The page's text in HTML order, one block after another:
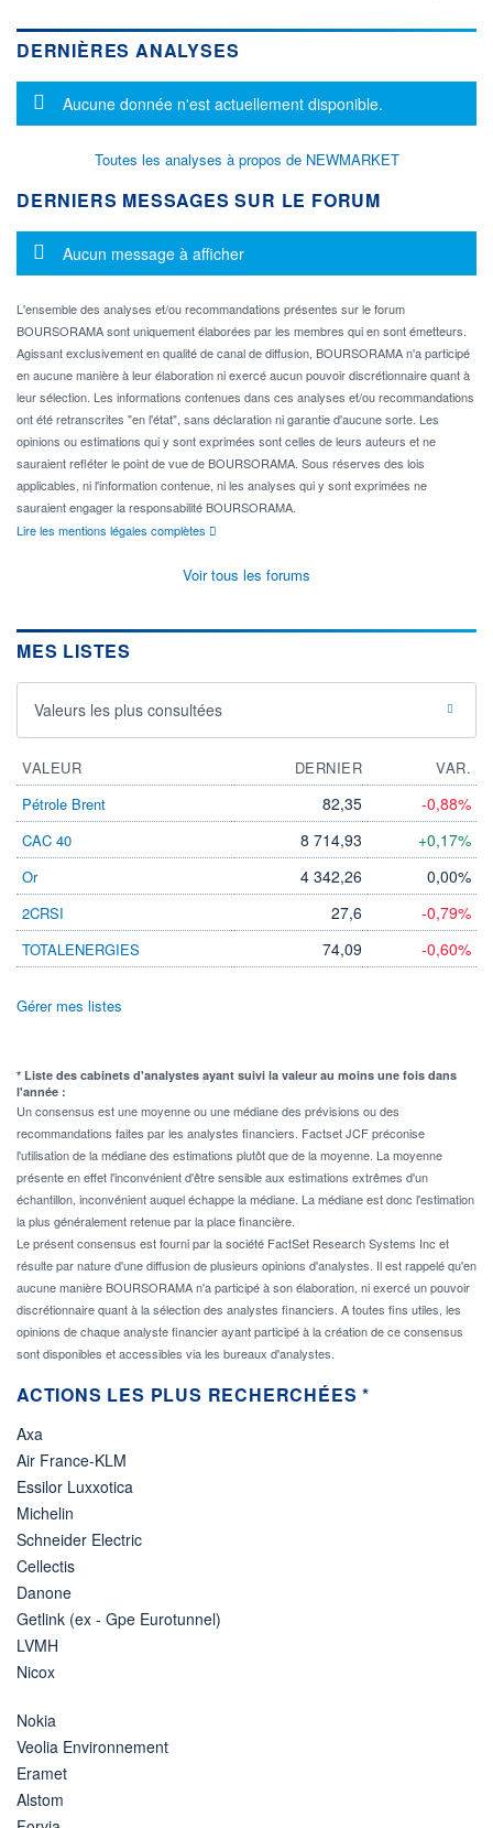
DERNIÈRES ANALYSES
Message d'information
Aucune donnée n'est actuellement disponible.
Toutes les analyses à propos de NEWMARKET
DERNIERS MESSAGES SUR LE FORUM
Message d'information
Aucun message à afficher
L'ensemble des analyses et/ou recommandations présentes sur le forum
BOURSORAMA sont uniquement élaborées par les membres qui en sont émetteurs.
Agissant exclusivement en qualité de canal de diffusion, BOURSORAMA n'a participé
en aucune manière à leur élaboration ni exercé aucun pouvoir discrétionnaire quant à
leur sélection. Les informations contenues dans ces analyses et/ou recommandations
ont été retranscrites "en l'état", sans déclaration ni garantie d'aucune sorte. Les
opinions ou estimations qui y sont exprimées sont celles de leurs auteurs et ne
sauraient refléter le point de vue de BOURSORAMA. Sous réserves des lois
applicables, ni l'information contenue, ni les analyses qui y sont exprimées ne
sauraient engager la responsabilité BOURSORAMA.
Lire les mentions légales complètes
Voir tous les forums
MES LISTES
Valeurs les plus consultées
VALEUR DERNIER
VAR.
Pétrole Brent
82,35 -0,88%
CAC 40 8 714,93 +0,17%
Or 4 342,26 0,00%
2CRSI 27,6 -0,79%
TOTALENERGIES 74,09 -0,60%
Gérer mes listes
* Liste des cabinets d'analystes ayant suivi la valeur au moins une fois dans
l'année :
Un consensus est une moyenne ou une médiane des prévisions ou des
recommandations faites par les analystes financiers. Factset JCF préconise
l'utilisation de la médiane des estimations plutôt que de la moyenne. La moyenne
présente en effet l'inconvénient d'être sensible aux estimations extrêmes d'un
échantillon, inconvénient auquel échappe la médiane. La médiane est donc l'estimation
la plus généralement retenue par la place financière.
Le présent consensus est fourni par la société FactSet Research Systems Inc et
résulte par nature d'une diffusion de plusieurs opinions d'analystes. Il est rappelé qu'en
aucune manière BOURSORAMA n'a participé à son élaboration, ni exercé un pouvoir
discrétionnaire quant à la sélection des analystes financiers. A toutes fins utiles, les
opinions de chaque analyste financier ayant participé à la création de ce consensus
sont disponibles et accessibles via les bureaux d'analystes.
ACTIONS LES PLUS RECHERCHÉES *
Axa
Air France-KLM
Essilor Luxxotica
Michelin
Schneider Electric
Cellectis
Danone
Getlink (ex - Gpe Eurotunnel)
LVMH
Nicox
Nokia
Veolia Environnement
Eramet
Alstom